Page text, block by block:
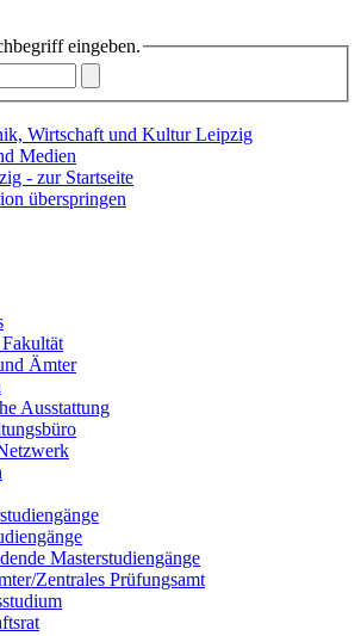
eingeben.
Wirtschaft und Kultur Leipzig
Medien
überspringen
Ämter
Ausstattung
Masterstudiengänge
Zentrales Prüfungsamt